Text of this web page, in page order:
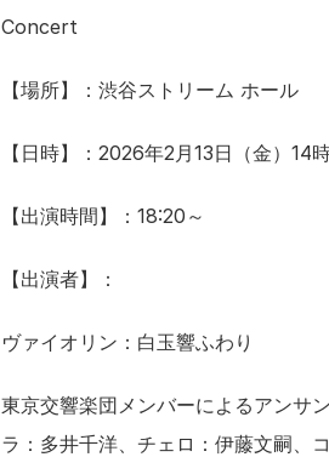
Concert
【場所】：渋谷ストリーム ホール
【日時】：2026年2月13日（金）14
【出演時間】：18:20～
【出演者】：
ヴァイオリン：白玉響ふわり
東京交響楽団メンバーによるアンサ
ラ：多井千洋、チェロ：伊藤文嗣、